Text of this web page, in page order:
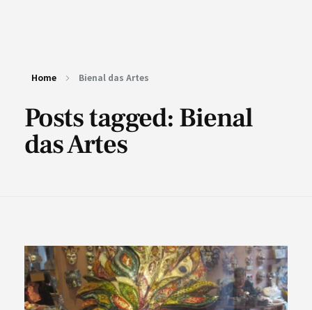
Home Bienal das Artes
Posts tagged: Bienal
das Artes